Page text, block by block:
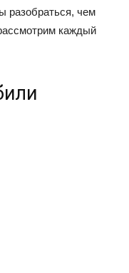
разобраться, чем
каждый